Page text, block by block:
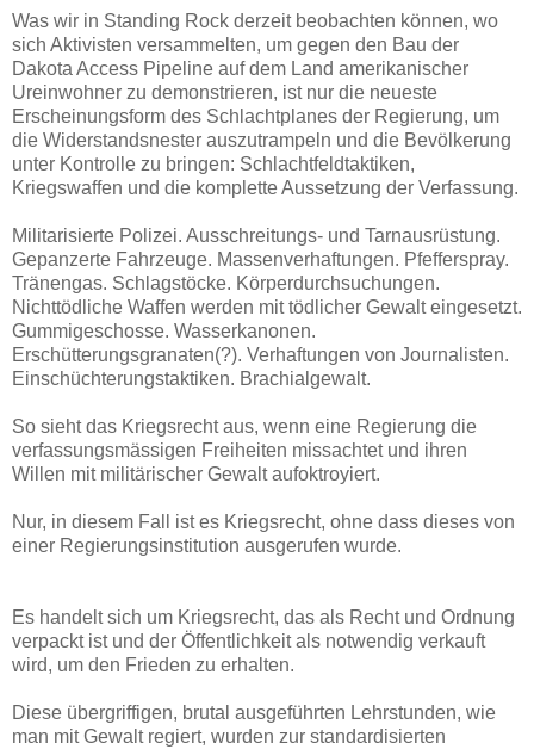
Was wir in Standing Rock derzeit beobachten können, wo
sich Aktivisten versammelten, um gegen den Bau der
Dakota Access Pipeline auf dem Land amerikanischer
Ureinwohner zu demonstrieren, ist nur die neueste
Erscheinungsform des Schlachtplanes der Regierung, um
die Widerstandsnester auszutrampeln und die Bevölkerung
unter Kontrolle zu bringen: Schlachtfeldtaktiken,
Kriegswaffen und die komplette Aussetzung der Verfassung.
Militarisierte Polizei. Ausschreitungs- und Tarnausrüstung.
Gepanzerte Fahrzeuge. Massenverhaftungen. Pfefferspray.
Tränengas. Schlagstöcke. Körperdurchsuchungen.
Nichttödliche Waffen werden mit tödlicher Gewalt eingesetzt.
Gummigeschosse. Wasserkanonen.
Erschütterungsgranaten(?). Verhaftungen von Journalisten.
Einschüchterungstaktiken. Brachialgewalt.
So sieht das Kriegsrecht aus, wenn eine Regierung die
verfassungsmässigen Freiheiten missachtet und ihren
Willen mit militärischer Gewalt aufoktroyiert.
Nur, in diesem Fall ist es Kriegsrecht, ohne dass dieses von
einer Regierungsinstitution ausgerufen wurde.
Es handelt sich um Kriegsrecht, das als Recht und Ordnung
verpackt ist und der Öffentlichkeit als notwendig verkauft
wird, um den Frieden zu erhalten.
Diese übergriffigen, brutal ausgeführten Lehrstunden, wie
man mit Gewalt regiert, wurden zur standardisierten